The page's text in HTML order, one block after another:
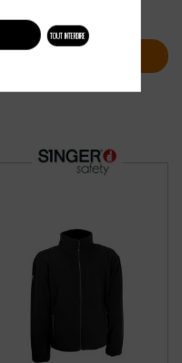
soit40,00
VOIR PLUS D'INFOS
TOUT INTERDIRE